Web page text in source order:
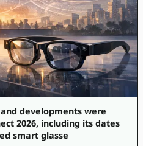
developments were
2026, including its dates
smart glasse